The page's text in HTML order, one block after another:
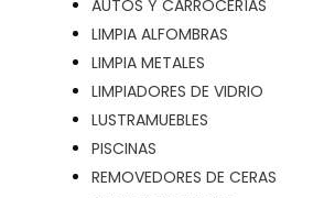
AUTOS Y CARROCERÍAS
LIMPIA ALFOMBRAS
LIMPIA METALES
LIMPIADORES DE VIDRIO
LUSTRAMUEBLES
PISCINAS
REMOVEDORES DE CERAS